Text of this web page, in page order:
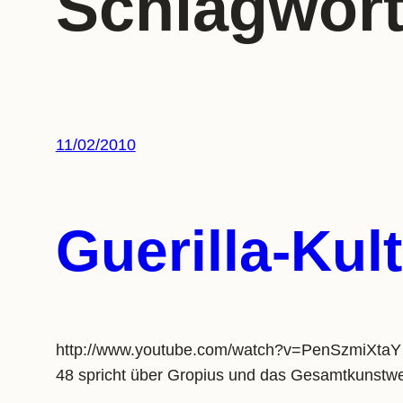
11/02/2010
Guerilla-
http://www.youtube.com/
48 spricht über Gropius und das